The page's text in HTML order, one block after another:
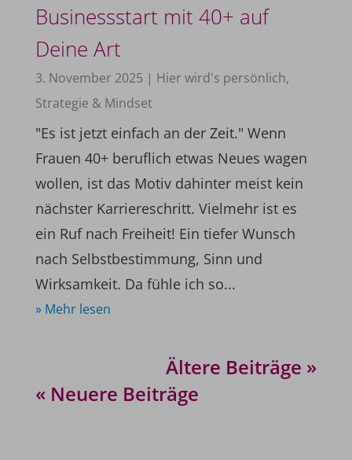
Businessstart mit 40+ auf
Deine Art
3. November 2025 | Hier wird's persönlich,
Strategie & Mindset
"Es ist jetzt einfach an der Zeit." Wenn
Frauen 40+ beruflich etwas Neues wagen
wollen, ist das Motiv dahinter meist kein
nächster Karriereschritt. Vielmehr ist es
ein Ruf nach Freiheit! Ein tiefer Wunsch
nach Selbstbestimmung, Sinn und
Wirksamkeit. Da fühle ich so...
» Mehr lesen
Ältere Beiträge »
« Neuere Beiträge